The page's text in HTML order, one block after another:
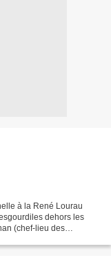
à la René Lourau
dehors les
(chef-lieu des